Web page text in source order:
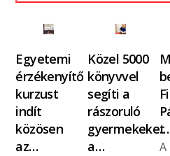
Egyetemi
érzékenyítő
kurzust
indít
közösen
az…
Közel 5000
könyvvel
segíti a
rászoruló
gyermekeket
a…
…
A